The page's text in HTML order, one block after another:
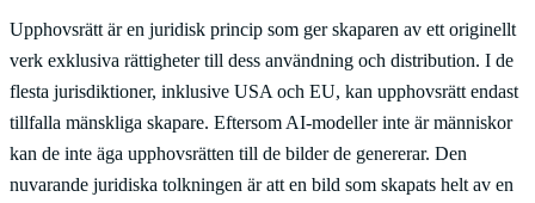
Upphovsrätt är en juridisk princip som ger skaparen av ett originellt
verk exklusiva rättigheter till dess användning och distribution. I de
flesta jurisdiktioner, inklusive USA och EU, kan upphovsrätt endast
tillfalla mänskliga skapare. Eftersom AI-modeller inte är människor
kan de inte äga upphovsrätten till de bilder de genererar. Den
nuvarande juridiska tolkningen är att en bild som skapats helt av en